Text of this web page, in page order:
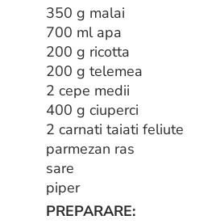
350 g malai
700 ml apa
200 g ricotta
200 g telemea
2 cepe medii
400 g ciuperci
2 carnati taiati feliute
parmezan ras
sare
piper
PREPARARE: